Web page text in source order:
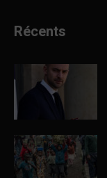
Récents